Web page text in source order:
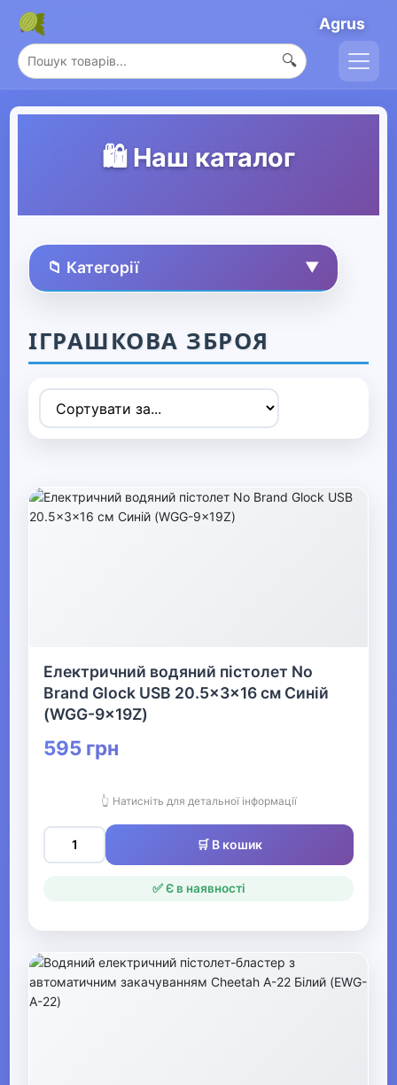
Agrus
🔍
🛍️ Наш каталог
📁 Категорії ▼
▶ Спорт та захоплення
▼ Товари для дітей
Коляски та автокрісла
Дитячі іграшки
Дитячі конструктори
▼
зброя
Залізниця та аксесуари
Іграшкові машинки та техніка
Автомобільні треки
ІГРАШКОВА ЗБРОЯ
Електричний водяний пістолет No
Brand Glock USB 20.5x3x16 см Синій
(WGG-9x19Z)
595 грн
👆 Натисніть для детальної інформації
🛒 В кошик
✅ Є в наявності